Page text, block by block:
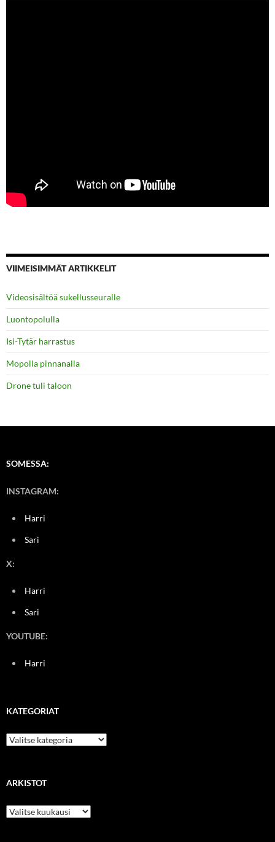
VIIMEISIMMÄT ARTIKKELIT
Videosisältöä sukellusseuralle
Luontopolulla
Isi-Tytär harrastus
Mopolla pinnanalla
Drone tuli taloon
SOMESSA:
INSTAGRAM:
Harri
Sari
X:
Harri
Sari
YOUTUBE:
Harri
KATEGORIAT
Kategoriat
ARKISTOT
Arkistot